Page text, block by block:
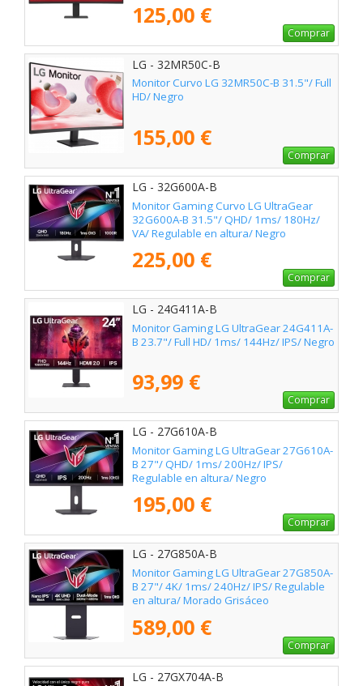
125,00 €
Comprar
LG - 32MR50C-B
Monitor Curvo LG 32MR50C-B 31.5"/ Full
HD/ Negro
155,00 €
Comprar
LG - 32G600A-B
Monitor Gaming Curvo LG UltraGear
32G600A-B 31.5"/ QHD/ 1ms/ 180Hz/
VA/ Regulable en altura/ Negro
225,00 €
Comprar
LG - 24G411A-B
Monitor Gaming LG UltraGear 24G411A-
B 23.7"/ Full HD/ 1ms/ 144Hz/ IPS/ Negro
93,99 €
Comprar
LG - 27G610A-B
Monitor Gaming LG UltraGear 27G610A-
B 27"/ QHD/ 1ms/ 200Hz/ IPS/
Regulable en altura/ Negro
195,00 €
Comprar
LG - 27G850A-B
Monitor Gaming LG UltraGear 27G850A-
B 27"/ 4K/ 1ms/ 240Hz/ IPS/ Regulable
en altura/ Morado Grisáceo
589,00 €
Comprar
LG - 27GX704A-B